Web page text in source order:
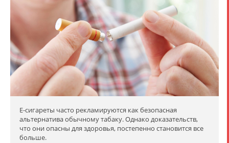
E-сигареты часто рекламируются как безопасная
альтернатива обычному табаку. Однако доказательств,
что они опасны для здоровья, постепенно становится все
больше.